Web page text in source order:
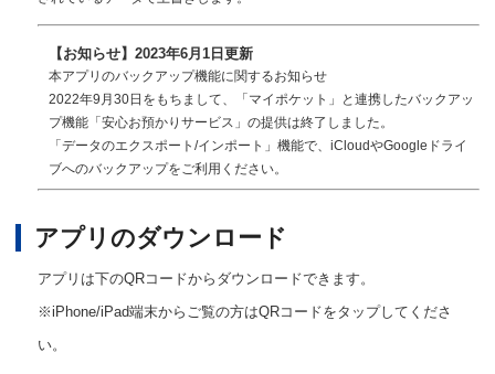
【お知らせ】2023年6月1日更新
本アプリのバックアップ機能に関するお知らせ
2022年9月30日をもちまして、「マイポケット」と連携したバックアッ
プ機能「安心お預かりサービス」の提供は終了しました。
「データのエクスポート/インポート」機能で、iCloudやGoogleドライ
ブへのバックアップをご利用ください。
アプリのダウンロード
アプリは下のQRコードからダウンロードできます。
※iPhone/iPad端末からご覧の方はQRコードをタップしてくださ
い。